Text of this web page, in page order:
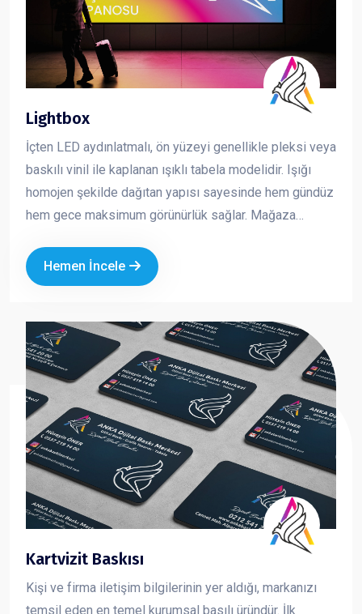
Lightbox
İçten LED aydınlatmalı, ön yüzeyi genellikle pleksi veya
baskılı vinil ile kaplanan ışıklı tabela modelidir. Işığı
homojen şekilde dağıtan yapısı sayesinde hem gündüz
hem gece maksimum görünürlük sağlar. Mağaza
tercih edilen tabela çözümlerinden biridir. Dikkat çekici,
net ve profesyonel bir sunum sağlar.
Hemen İncele
Kartvizit Baskısı
Kişi ve firma iletişim bilgilerinin yer aldığı, markanızı
temsil eden en temel kurumsal basılı üründür. İlk